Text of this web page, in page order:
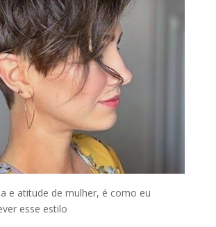
e atitude de mulher, é como eu
esse estilo